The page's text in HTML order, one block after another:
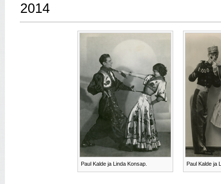
2014
Paul Kalde ja Linda Konsap. Paul Kalde ja